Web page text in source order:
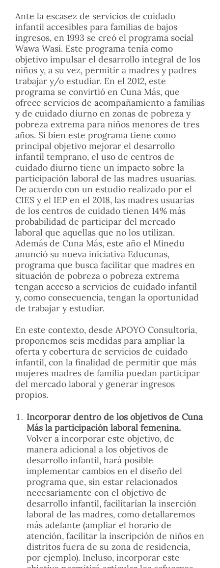
Ante la escasez de servicios de cuidado
infantil accesibles para familias de bajos
ingresos, en 1993 se creó el programa social
Wawa Wasi. Este programa tenía como
objetivo impulsar el desarrollo integral de los
niños y, a su vez, permitir a madres y padres
trabajar y/o estudiar. En el 2012, este
programa se convirtió en Cuna Más, que
ofrece servicios de acompañamiento a familias
y de cuidado diurno en zonas de pobreza y
pobreza extrema para niños menores de tres
años. Si bien este programa tiene como
principal objetivo mejorar el desarrollo
infantil temprano, el uso de centros de
cuidado diurno tiene un impacto sobre la
participación laboral de las madres usuarias.
De acuerdo con un estudio realizado por el
CIES y el IEP en el 2018, las madres usuarias
de los centros de cuidado tienen 14% más
probabilidad de participar del mercado
laboral que aquellas que no los utilizan.
Además de Cuna Más, este año el Minedu
anunció su nueva iniciativa Educunas,
programa que busca facilitar que madres en
situación de pobreza o pobreza extrema
tengan acceso a servicios de cuidado infantil
y, como consecuencia, tengan la oportunidad
de trabajar y estudiar.
En este contexto, desde APOYO Consultoría,
proponemos seis medidas para ampliar la
oferta y cobertura de servicios de cuidado
infantil, con la finalidad de permitir que más
mujeres madres de familia puedan participar
del mercado laboral y generar ingresos
propios.
Incorporar dentro de los objetivos de Cuna
Más la participación laboral femenina.
Volver a incorporar este objetivo, de
manera adicional a los objetivos de
desarrollo infantil, hará posible
implementar cambios en el diseño del
programa que, sin estar relacionados
necesariamente con el objetivo de
desarrollo infantil, facilitarían la inserción
laboral de las madres, como detallaremos
más adelante (ampliar el horario de
atención, facilitar la inscripción de niños en
distritos fuera de su zona de residencia,
por ejemplo). Incluso, incorporar este